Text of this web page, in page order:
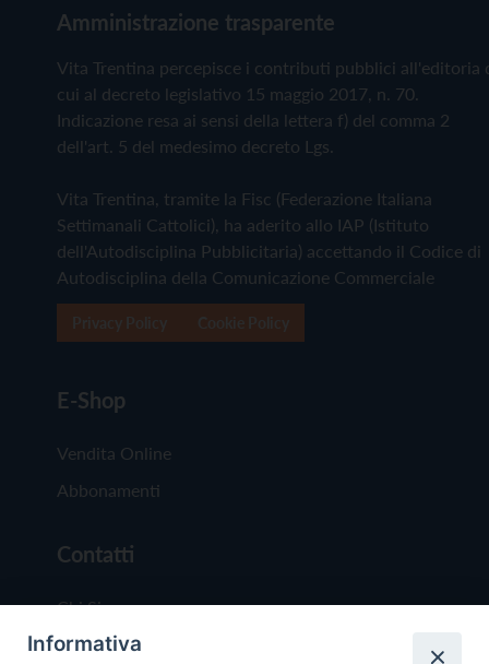
Amministrazione trasparente
Vita Trentina percepisce i contributi pubblici all'editoria
cui al decreto legislativo 15 maggio 2017, n. 70.
Indicazione resa ai sensi della lettera f) del comma 2
dell'art. 5 del medesimo decreto Lgs.
Vita Trentina, tramite la Fisc (Federazione Italiana
Settimanali Cattolici), ha aderito allo IAP (Istituto
dell'Autodisciplina Pubblicitaria) accettando il Codice di
Autodisciplina della Comunicazione Commerciale
E-Shop
Vendita Online
Abbonamenti
Contatti
Chi Siamo
Redazione
Informativa